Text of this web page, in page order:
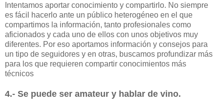
Intentamos aportar conocimiento y compartirlo. No siempre
es fácil hacerlo ante un público heterogéneo en el que
compartimos la información, tanto profesionales como
aficionados y cada uno de ellos con unos objetivos muy
diferentes. Por eso aportamos información y consejos para
un tipo de seguidores y en otras, buscamos profundizar más
para los que requieren compartir conocimientos más
técnicos
4.- Se puede ser amateur y hablar de vino.